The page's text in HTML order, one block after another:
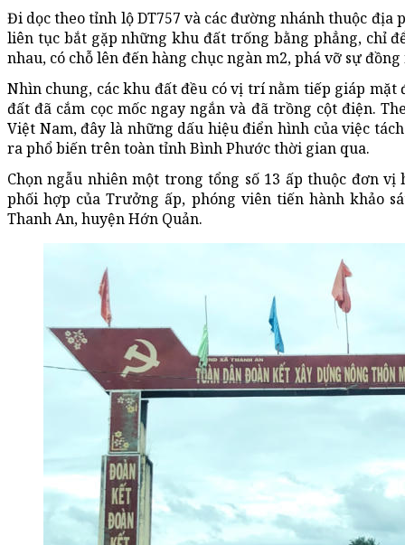
Đi dọc theo tỉnh lộ DT757 và các đường nhánh thuộc địa
liên tục bắt gặp những khu đất trống bằng phẳng, chỉ
nhau, có chỗ lên đến hàng chục ngàn m2, phá vỡ sự
Nhìn chung, các khu đất đều có vị trí nằm tiếp giáp
đất đã cắm cọc mốc ngay ngắn và đã trồng cột điện.
Việt Nam, đây là những dấu hiệu điển hình của việc
ra phổ biến trên toàn tỉnh Bình Phước thời gian qua.
Chọn ngẫu nhiên một trong tổng số 13 ấp thuộc đơn
phối hợp của Trưởng ấp, phóng viên tiến hành khảo
Thanh An, huyện Hớn Quản.